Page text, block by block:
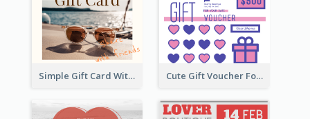
Simple Gift Card With Photo Cute Gift Voucher For Your Date Design Ideas